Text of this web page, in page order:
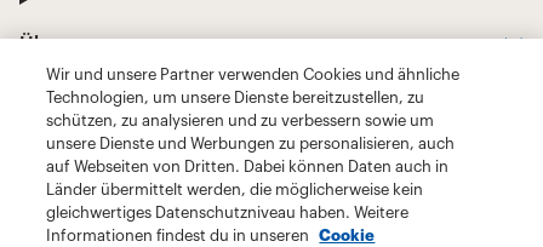
Wir und unsere Partner verwenden Cookies und ähnliche
Technologien, um unsere Dienste bereitzustellen, zu
schützen, zu analysieren und zu verbessern sowie um
unsere Dienste und Werbungen zu personalisieren, auch
auf Webseiten von Dritten. Dabei können Daten auch in
Länder übermittelt werden, die möglicherweise kein
gleichwertiges Datenschutzniveau haben. Weitere
Informationen findest du in unseren
Cookie